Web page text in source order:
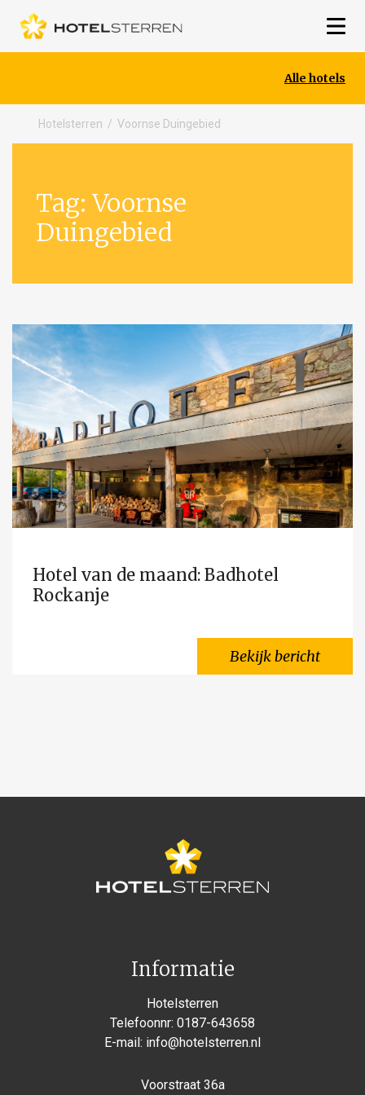
Alle hotels
Hotelsterren / Voornse Duingebied
Tag:Voornse
Duingebied
Hotel van de maand: Badhotel
Rockanje
Bekijk bericht
Informatie
Hotelsterren
Telefoonnr: 0187-643658
E-mail: info@hotelsterren.nl
Voorstraat 36a